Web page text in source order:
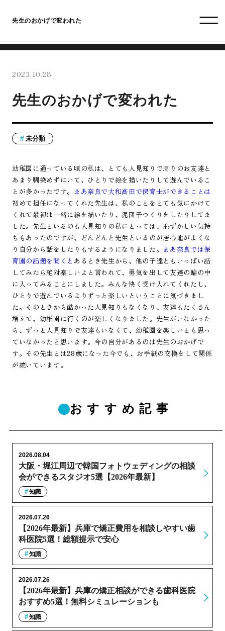
先生のおかげで変われた
2023.10.28
先生のおかげで変われた
未分類
幼稚園に通っている頃の私は、とても人見知りで周りのお友達と
あまり馴染めずにいて、ひとりで絵を描いたりして遊んでいるこ
とが多かったです。
まあ奈良で大和高田で保育士ができることは
初めて担任になってくれた先生は、私のことをとても気にかけて
くれて最初は一緒に絵を描いたり、泥団子つくりをしたりしてま
した。先生といるのも人見知りの私にとっては、恥ずかしい気持
ちもあったのですが、どんどんと先生といるのが居心地がよくな
り自分から話をしたりもするようになりました。 まあ奈良では保
育園の話題を聞くと あるとき先生から、他の子達ともいっぱい話
してみたら絶対楽しいよと言われて、勇気を出して友達の輪の中
に入ってみることにしました。みんな快く受け入れてくれたし、
ひとりで遊んでいるよりずっと楽しいということに気づきまし
た。そのときから酷かった人見知りもなくなり、友達もたくさん
増えて、幼稚園に行くのが楽しくなりました。先生がいなかった
ら、ずっと人見知りで友達もいなくて、幼稚園を楽しいとも思っ
ていなかったと思います。今の自分があるのは先生のおかげで
す。その先生とは28歳になった今でも、お手紙の交換をして関係
が続いています。
おすすめ記事
大阪・堀江周辺で韓国フォトウェディングの相談
会ができるスタジオ5選【2026年最新】
2026.08.04
知識
【2026年最新】兵庫で矯正費用を相談しやすい歯
科医院5選！総額提示で安心
2026.07.26
知識
【2026年最新】兵庫の矯正相談ができる歯科医院
おすすめ5選！無料シミュレーションも
2026.07.26
知識